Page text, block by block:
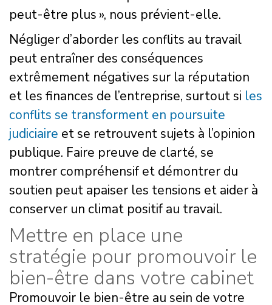
peut-être plus », nous prévient-elle.
Négliger d’aborder les conflits au travail
peut entraîner des conséquences
extrêmement négatives sur la réputation
et les finances de l’entreprise, surtout si les
conflits se transforment en poursuite
judiciaire et se retrouvent sujets à l’opinion
publique. Faire preuve de clarté, se
montrer compréhensif et démontrer du
soutien peut apaiser les tensions et aider à
conserver un climat positif au travail.
Mettre en place une
stratégie pour promouvoir le
bien-être dans votre cabinet
Promouvoir le bien-être au sein de votre